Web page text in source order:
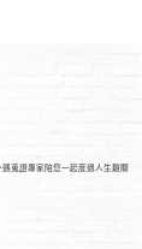
遇蒐證專家陪您一起度過人生難關